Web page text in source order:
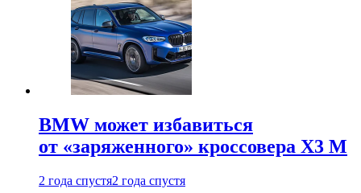
BMW может избавиться
от «заряженного» кроссовера X3 M
2 года спустя2 года спустя